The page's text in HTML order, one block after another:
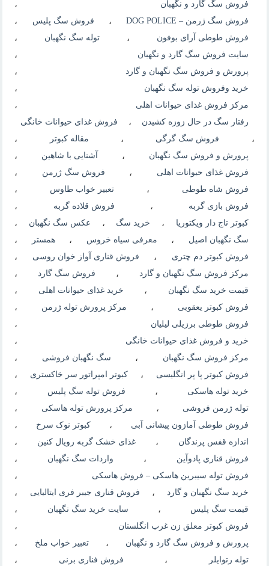
فروش سگ گارد و نگهبان ،
فروش سگ ژرمن – DOG POLICE ، فروش سگ پلیس ،
فروش طوطی آرای بوفون ، توله سگ نگهبان ،
سایت فروش سگ گارد و نگهبان ،
پرورش و فروش سگ نگهبان و گارد ،
خرید وفروش توله سگ نگهبان ،
مرکز فروش غذای حیوانات اهلی ،
رفتار سگ در حال زوزه کشیدن ، فروش غذای حیوانات خانگی
، فروش سگ گرگی ، مقاله کبوتر ،
پرورش و فروش سگ نگهبان ، آشنایی با شاهین ،
فروش غذای حیوانات اهلی ، فروش سگ ژرمن ،
فروش شاه طوطی ، تعبیر خواب طاوس ،
فروش بازی گربه ، فروش قلاده گربه ،
کبوتر تاج دار ویکتوریا ، خرید سگ ، عکس سگ نگهبان ،
سگ نگهبان اصیل ، معرفی سیاه خروس ، همستر ،
فروش کبوتر دم چتری ، فروش قناری آواز خوان روسی ،
مرکز فروش سگ نگهبان و گارد ، فروش سگ گارد ،
قیمت خرید سگ نگهبان ، خرید غذای حیوانات اهلی ،
فروش کبوتر یعقوبی ، مرکز پرورش توله ژرمن ،
فروش طوطی برزیلی لیلیان ،
خرید و فروش غذای حیوانات خانگی ،
مرکز فروش سگ نگهبان ، سگ نگهبان فروشی ،
فروش کبوتر پا پر انگلیسی ، کبوتر امپراتور سر خاکستری ،
خرید توله هاسکی ، فروش توله سگ پلیس ،
توله ژرمن فروشی ، مرکز پرورش توله هاسکی ،
فروش طوطی آمازون پیشانی آبی ، کبوتر نوک سرخ ،
اندازه قفس پرندگان ، غذای خشک گربه رویال کنین ،
فروش قناري پادوآين ، واردات سگ نگهبان ،
فروش توله سیبرین هاسکی – فروش هاسکی ،
خرید سگ نگهبان و گارد ، فروش قناری جیبر فری ایتالیایی ،
قیمت سگ پلیس ، سایت خرید سگ نگهبان ،
فروش کبوتر معلق زن غرب انگلستان ،
پرورش و فروش سگ گارد و نگهبان ، تعبیر خواب ملخ ،
توله رتوایلر ، فروش فناری برنی ،